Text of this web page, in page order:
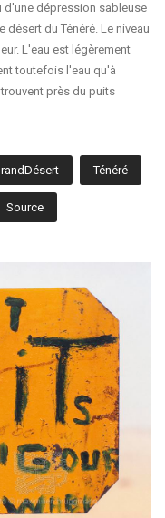
d'une dépression sableuse
désert du Ténéré. Le niveau
L'eau est légèrement
toutefois l'eau qu'à
près du puits
Ténéré
Source